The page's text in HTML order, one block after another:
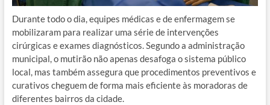
Durante todo o dia, equipes médicas e de enfermagem se
mobilizaram para realizar uma série de intervenções
cirúrgicas e exames diagnósticos. Segundo a administração
municipal, o mutirão não apenas desafoga o sistema público
local, mas também assegura que procedimentos preventivos e
curativos cheguem de forma mais eficiente às moradoras de
diferentes bairros da cidade.